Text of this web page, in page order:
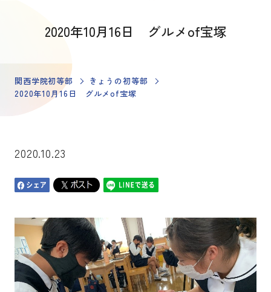
2020年10月16日 グルメof宝塚
関西学院初等部
きょうの初等部
2020年10月16日 グルメof宝塚
2020.10.23